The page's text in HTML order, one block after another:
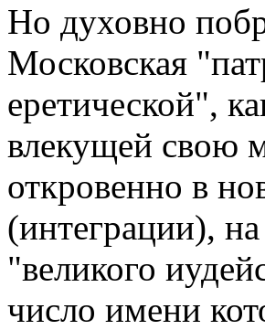
Но духовно
Московская
еретической",
влекущей свою
откровенно в
(интеграции),
"великого
число имени